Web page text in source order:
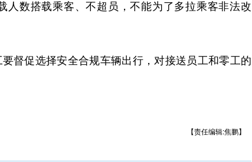
搭载乘客、不超员，不能为了多拉乘客非法改
促选择安全合规车辆出行，对接送员工和零工的
【责任编辑:焦鹏】